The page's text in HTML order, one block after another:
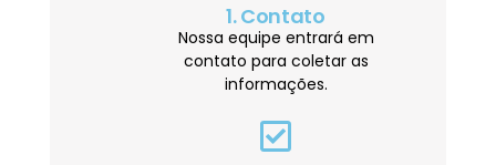
1. Contato
Nossa equipe entrará em
contato para coletar as
informações.